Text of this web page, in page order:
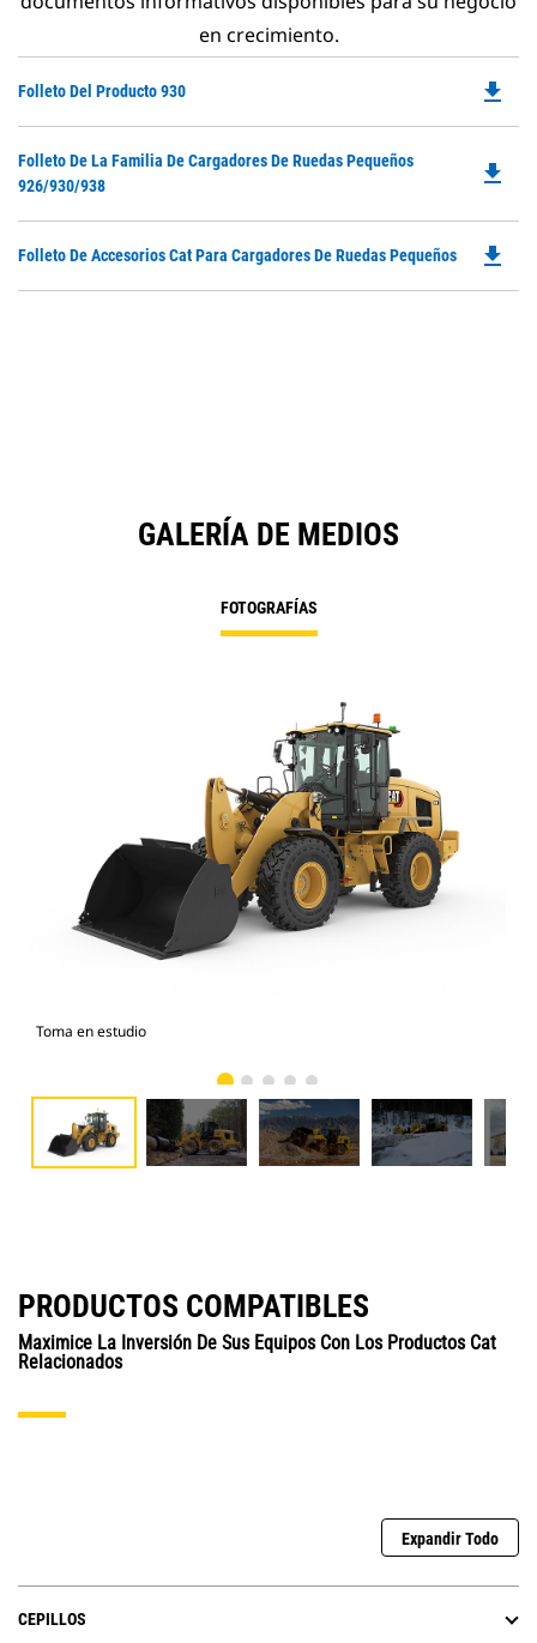
en crecimiento.
Folleto Del Producto 930 file_download
Folleto De La Familia De Cargadores De Ruedas Pequeños
926/930/938
file_download
Folleto De Accesorios Cat Para Cargadores De Ruedas Pequeños file_download
GALERÍA DE MEDIOS
FOTOGRAFÍAS
Toma en estudio
PRODUCTOS COMPATIBLES
Maximice La Inversión De Sus Equipos Con Los Productos Cat
Relacionados
Expandir Todo
CEPILLOS